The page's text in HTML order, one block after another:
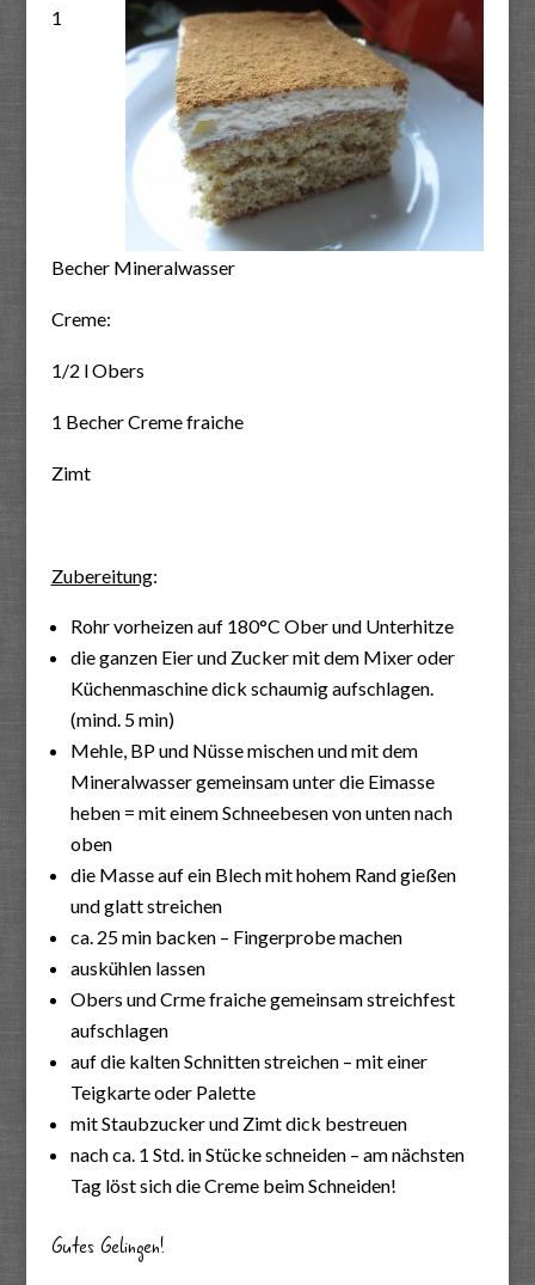
1
Becher Mineralwasser
Creme:
1/2 l Obers
1 Becher Creme fraiche
Zimt
Zubereitung:
Rohr vorheizen auf 180°C Ober und Unterhitze
die ganzen Eier und Zucker mit dem Mixer oder
Küchenmaschine dick schaumig aufschlagen.
(mind. 5 min)
Mehle, BP und Nüsse mischen und mit dem
Mineralwasser gemeinsam unter die Eimasse
heben = mit einem Schneebesen von unten nach
oben
die Masse auf ein Blech mit hohem Rand gießen
und glatt streichen
ca. 25 min backen – Fingerprobe machen
auskühlen lassen
Obers und Crme fraiche gemeinsam streichfest
aufschlagen
auf die kalten Schnitten streichen – mit einer
Teigkarte oder Palette
mit Staubzucker und Zimt dick bestreuen
nach ca. 1 Std. in Stücke schneiden – am nächsten
Tag löst sich die Creme beim Schneiden!
Gutes Gelingen!